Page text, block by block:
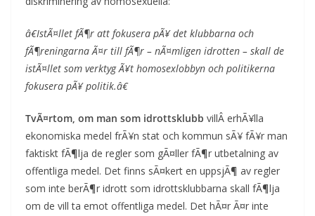
â€IstÃ¤llet fÃ¶r att fokusera pÃ¥ det klubbarna och
fÃ¶reningarna Ã¤r till fÃ¶r – nÃ¤mligen idrotten – skall de
istÃ¤llet som verktyg Ã¥t homosexlobbyn och politikerna
fokusera pÃ¥ politik.â€
TvÃ¤rtom, om man som idrottsklubb villÂ erhÃ¥lla
ekonomiska medel frÃ¥n stat och kommun sÃ¥ fÃ¥r man
faktiskt fÃ¶lja de regler som gÃ¤ller fÃ¶r utbetalning av
offentliga medel. Det finns sÃ¤kert en uppsjÃ¶ av regler
som inte berÃ¶r idrott som idrottsklubbarna skall fÃ¶lja
om de vill ta emot offentliga medel. Det hÃ¤r Ã¤r inte